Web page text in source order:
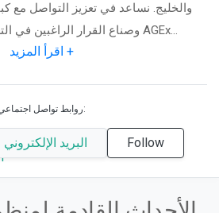
والخليج. نساعد في تعزيز التواصل مع
وصناع القرار الراغبين في التعاون التجاري. ​شركة AGEx...
اقرأ المزيد +
روابط تواصل اجتماعي:
البريد الإلكتروني Follow